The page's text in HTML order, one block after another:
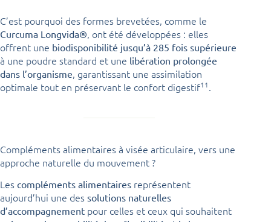
C’est pourquoi des formes brevetées, comme le
Curcuma Longvida®, ont été développées : elles
offrent une biodisponibilité jusqu’à 285 fois supérieure
à une poudre standard et une libération prolongée
dans l’organisme, garantissant une assimilation
optimale tout en préservant le confort digestif11.
Compléments alimentaires à visée articulaire, vers une
approche naturelle du mouvement ?
Les compléments alimentaires représentent
aujourd’hui une des solutions naturelles
d’accompagnement pour celles et ceux qui souhaitent